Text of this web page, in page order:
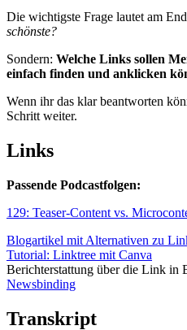
Die wichtigste Frage lautet am
schönste?
Sondern: Welche Links sollen
einfach finden und anklicken
Wenn ihr das klar beantworten
Schritt weiter.
Links
Passende Podcastfolgen:
129: Teaser-Content vs.
Blogartikel mit Alternativen zu
Tutorial: Linktree mit Canva
Berichterstattung über die Link in
Newsbinding
Transkript